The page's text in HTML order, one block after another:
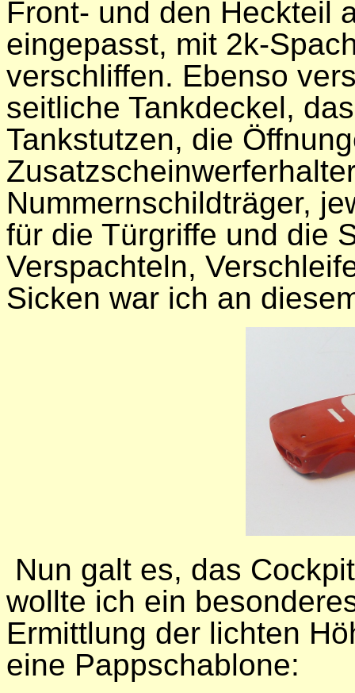
Front- und den Heckteil
eingepasst, mit 2k-
verschliffen. Ebenso
seitliche Tankdeckel,
Tankstutzen, die
Nummernschildträger,
für die Türgriffe und die
Verspachteln,
Sicken war ich an
Nun galt es, das
wollte ich ein
Ermittlung der lichten
eine Pappschablone: